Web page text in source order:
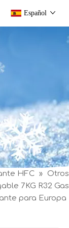
Español
HFC » Otros
7KG R32 Gas
para Europa